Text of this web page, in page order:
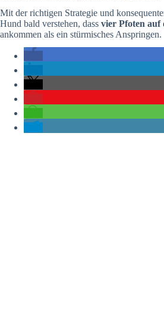
Mit der richtigen Strategie und
Hund bald verstehen, dass vier Pfoten auf
ankommen als ein stürmisches Anspringen.